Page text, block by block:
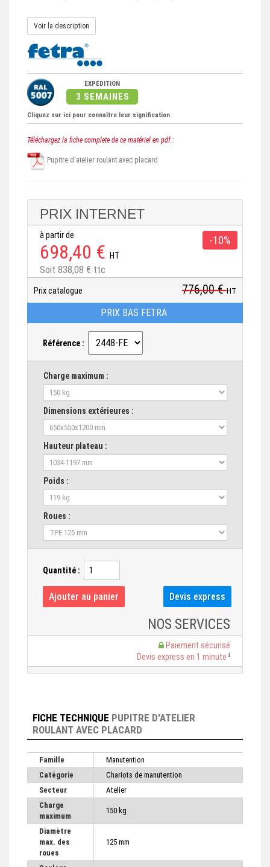
Voir la description
EXPÉDITION
3 SEMAINES
Cliquez sur ici pour connaître leur signification
Téléchargez la fiche complete de ce matériel en pdf :
Pupitre d'atelier roulant avec placard
PRIX INTERNET
à partir de
698,40 € HT
Soit 838,08 € ttc
-10%
Prix catalogue 776,00 €HT
PRIX BAS FETRA
Référence :
Charge maximum :
Dimensions extérieures :
Hauteur plateau :
Poids :
Roues :
Quantité :
NOS SERVICES
Paiement sécurisé
Devis express en 1 minute
FICHE TECHNIQUE PUPITRE D'ATELIER
ROULANT AVEC PLACARD
Famille
Manutention
Catégorie
Chariots de manutention
Secteur
Atelier
Charge
maximum
150 kg
Diamètre
max. des
roues
125 mm